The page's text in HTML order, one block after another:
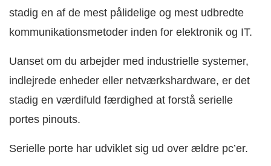
stadig en af de mest pålidelige og mest udbredte
kommunikationsmetoder inden for elektronik og IT.
Uanset om du arbejder med industrielle systemer,
indlejrede enheder eller netværkshardware, er det
stadig en værdifuld færdighed at forstå serielle
portes pinouts.
Serielle porte har udviklet sig ud over ældre pc’er.